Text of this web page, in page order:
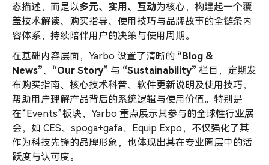
态描述，而是以多元、实用、互动为核心，构建起一个覆
盖技术解读、购买指导、使用技巧与品牌故事的全链条内
容体系，持续陪伴用户的决策与使用周期。
在基础内容层面，Yarbo 设置了清晰的 “Blog &
News”、 “Our Story” 与 “Sustainability” 栏目，定期发
布购买指南、核心技术科普、软件更新说明及使用技巧，
帮助用户理解产品背后的系统逻辑与使用价值。特别是
在“Events”板块，Yarbo 重点展示其参与的全球性行业展
会，如 CES、spoga+gafa、Equip Expo，不仅强化了其
作为科技先锋的品牌形象，也体现出其在专业圈层中的活
跃度与认可度。